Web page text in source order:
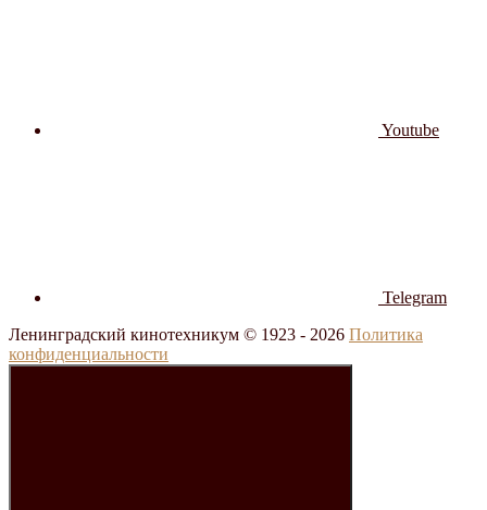
Youtube
Telegram
Ленинградский кинотехникум © 1923 - 2026 Политика
конфиденциальности